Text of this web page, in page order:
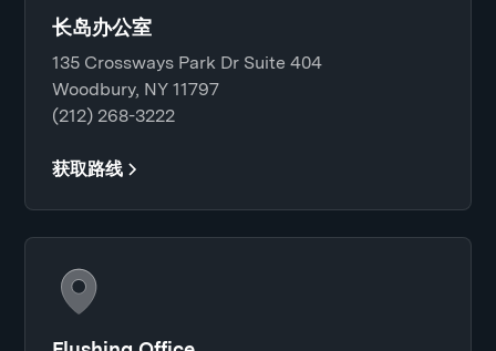
长岛办公室
135 Crossways Park Dr Suite 404
Woodbury, NY 11797
(212) 268-3222
获取路线